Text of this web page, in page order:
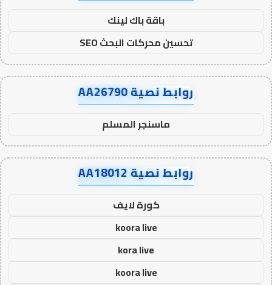
باقة باك لينك
تحسين محركات البحث SEO
روابط نصية AA26790
ماسنجر المسلم
روابط نصية AA18012
كورة لايف
koora live
kora live
koora live